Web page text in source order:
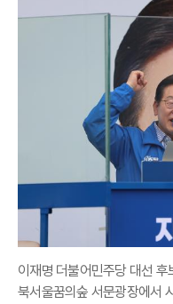
이재명 더불어민주당 대선
북서울꿈의숲 서문광장에서